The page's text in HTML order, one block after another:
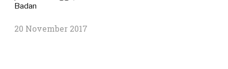
Badan
20 November 2017